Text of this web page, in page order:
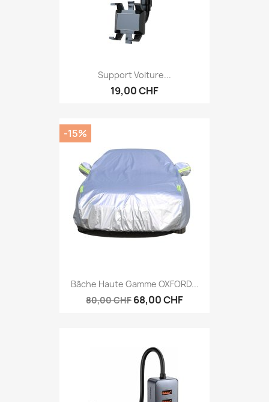
Support Voiture...
19,00 CHF
Bâche Haute Gamme OXFORD...
80,00 CHF 68,00 CHF
-15%